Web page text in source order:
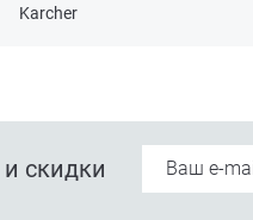
Karcher
скидки